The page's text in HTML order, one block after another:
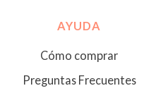
AYUDA
Cómo comprar
Preguntas Frecuentes